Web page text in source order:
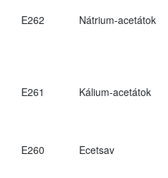
E262 Nátrium-acetátok
E261 Kálium-acetátok
E260 Ecetsav